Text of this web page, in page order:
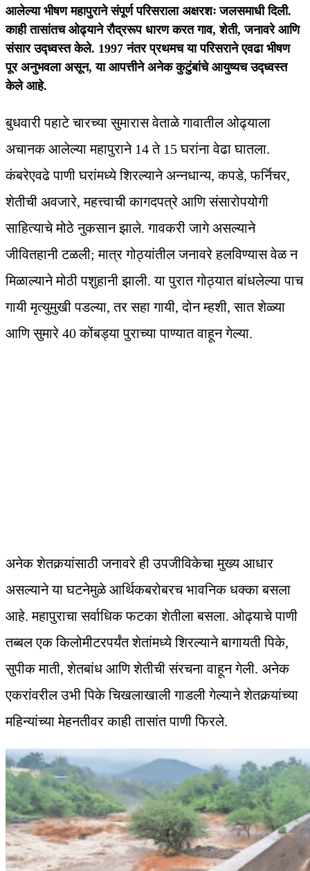
आलेल्या भीषण महापुराने संपूर्ण परिसराला अक्षरशः जलसमाधी दिली.
काही तासांतच ओढ्याने रौद्ररूप धारण करत गाव, शेती, जनावरे आणि
संसार उद्ध्वस्त केले. 1997 नंतर प्रथमच या परिसराने एवढा भीषण
पूर अनुभवला असून, या आपत्तीने अनेक कुटुंबांचे आयुष्यच उद्ध्वस्त
केले आहे.
बुधवारी पहाटे चारच्या सुमारास वेताळे गावातील ओढ्याला
अचानक आलेल्या महापुराने 14 ते 15 घरांना वेढा घातला.
कंबरेएवढे पाणी घरांमध्ये शिरल्याने अन्नधान्य, कपडे, फर्निचर,
शेतीची अवजारे, महत्त्वाची कागदपत्रे आणि संसारोपयोगी
साहित्याचे मोठे नुकसान झाले. गावकरी जागे असल्याने
जीवितहानी टळली; मात्र गोठ्यांतील जनावरे हलविण्यास वेळ न
मिळाल्याने मोठी पशुहानी झाली. या पुरात गोठ्यात बांधलेल्या पाच
गायी मृत्युमुखी पडल्या, तर सहा गायी, दोन म्हशी, सात शेळ्या
आणि सुमारे 40 कोंबड्या पुराच्या पाण्यात वाहून गेल्या.
अनेक शेतकर्‍यांसाठी जनावरे ही उपजीविकेचा मुख्य आधार
असल्याने या घटनेमुळे आर्थिकबरोबरच भावनिक धक्का बसला
आहे. महापुराचा सर्वाधिक फटका शेतीला बसला. ओढ्याचे पाणी
तब्बल एक किलोमीटरपर्यंत शेतांमध्ये शिरल्याने बागायती पिके,
सुपीक माती, शेतबांध आणि शेतीची संरचना वाहून गेली. अनेक
एकरांवरील उभी पिके चिखलाखाली गाडली गेल्याने शेतकर्‍यांच्या
महिन्यांच्या मेहनतीवर काही तासांत पाणी फिरले.